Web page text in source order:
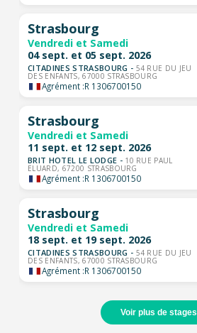
Strasbourg
Vendredi et Samedi
04 sept. et 05 sept. 2026
CITADINES STRASBOURG - 54 RUE DU JEU
DES ENFANTS, 67000 STRASBOURG
Agrément :R 1306700150
Strasbourg
Vendredi et Samedi
11 sept. et 12 sept. 2026
BRIT HOTEL LE LODGE - 10 RUE PAUL
ELUARD, 67200 STRASBOURG
Agrément :R 1306700150
Strasbourg
Vendredi et Samedi
18 sept. et 19 sept. 2026
CITADINES STRASBOURG - 54 RUE DU JEU
DES ENFANTS, 67000 STRASBOURG
Agrément :R 1306700150
Voir plus de stages